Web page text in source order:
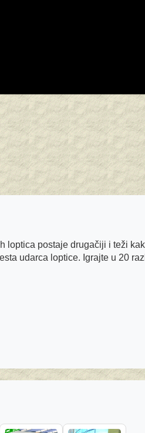
loptica postaje drugačiji i teži
udarca loptice. Igrajte u 20